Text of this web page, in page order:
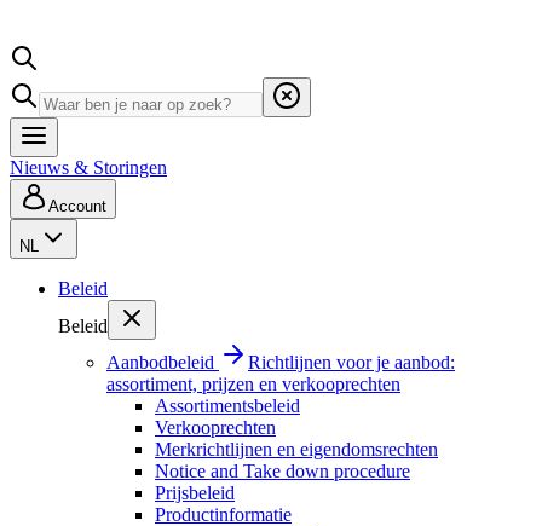
Nieuws & Storingen
Account
NL
Beleid
Beleid
Aanbodbeleid
Richtlijnen voor je aanbod:
assortiment, prijzen en verkooprechten
Assortimentsbeleid
Verkooprechten
Merkrichtlijnen en eigendomsrechten
Notice and Take down procedure
Prijsbeleid
Productinformatie